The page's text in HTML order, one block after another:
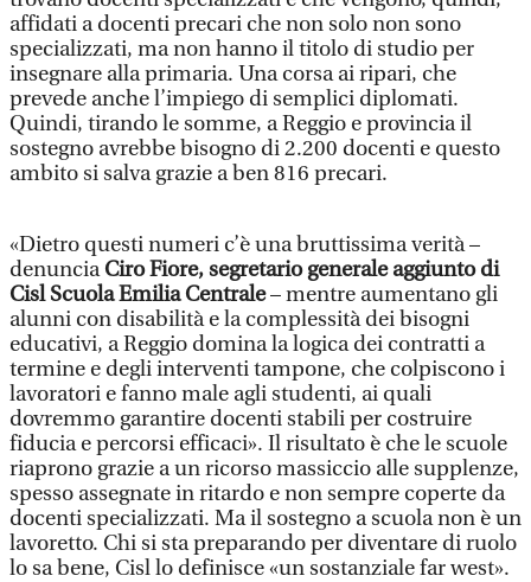
affidati a docenti precari che non solo non sono
specializzati, ma non hanno il titolo di studio per
insegnare alla primaria. Una corsa ai ripari, che
prevede anche l’impiego di semplici diplomati.
Quindi, tirando le somme, a Reggio e provincia il
sostegno avrebbe bisogno di 2.200 docenti e questo
ambito si salva grazie a ben 816 precari.
«Dietro questi numeri c’è una bruttissima verità –
denunciaCiro Fiore, segretario generale aggiunto di
Cisl Scuola Emilia Centrale– mentre aumentano gli
alunni con disabilità e la complessità dei bisogni
educativi, a Reggio domina la logica dei contratti a
termine e degli interventi tampone, che colpiscono i
lavoratori e fanno male agli studenti, ai quali
dovremmo garantire docenti stabili per costruire
fiducia e percorsi efficaci». Il risultato è che le scuole
riaprono grazie a un ricorso massiccio alle supplenze,
spesso assegnate in ritardo e non sempre coperte da
docenti specializzati. Ma il sostegno a scuola non è un
lavoretto. Chi si sta preparando per diventare di ruolo
lo sa bene, Cisl lo definisce «un sostanziale far west».